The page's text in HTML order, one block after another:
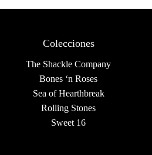
Colecciones
The Shackle Company
Bones ‘n Roses
Sea of Hearthbreak
Rolling Stones
Sweet 16